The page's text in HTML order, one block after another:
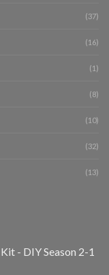
(37)
(16)
(1)
(8)
(10)
(32)
(13)
- DIY Season 2-1